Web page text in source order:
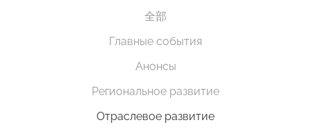
全部
Главные события
Анонсы
Региональное развитие
Отраслевое развитие